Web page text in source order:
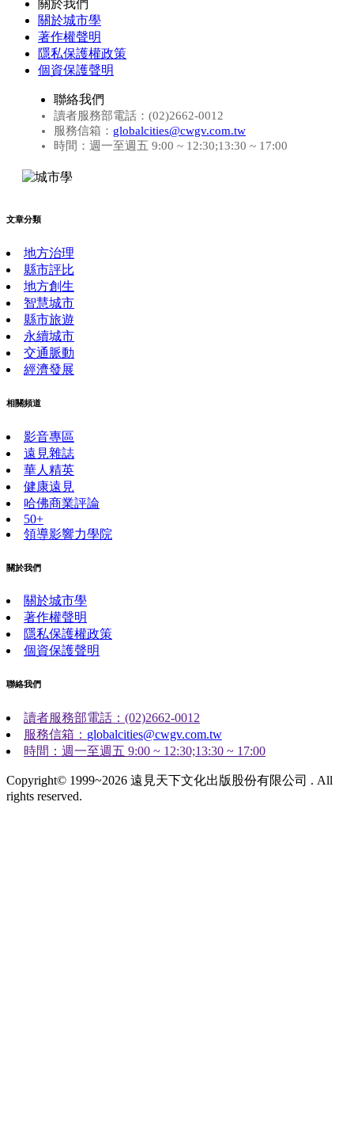
關於我們
關於城市學
著作權聲明
隱私保護權政策
個資保護聲明
聯絡我們
讀者服務部電話：(02)2662-0012
服務信箱： globalcities@cwgv.com.tw
時間：週一至週五 9:00 ~ 12:30;13:30 ~ 17:00
文章分類
地方治理
縣市評比
地方創生
智慧城市
縣市旅遊
永續城市
交通脈動
經濟發展
相關頻道
影音專區
遠見雜誌
華人精英
健康遠見
哈佛商業評論
50+
領導影響力學院
關於我們
關於城市學
著作權聲明
隱私保護權政策
個資保護聲明
聯絡我們
讀者服務部電話：(02)2662-0012
服務信箱： globalcities@cwgv.com.tw
時間：週一至週五 9:00 ~ 12:30;13:30 ~ 17:00
Copyright© 1999~2026 遠見天下文化出版股份有限公司 . All
rights reserved.